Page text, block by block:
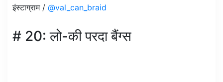
इंस्टाग्राम / @val_can_braid
# 20: लो-की परदा बैंग्स